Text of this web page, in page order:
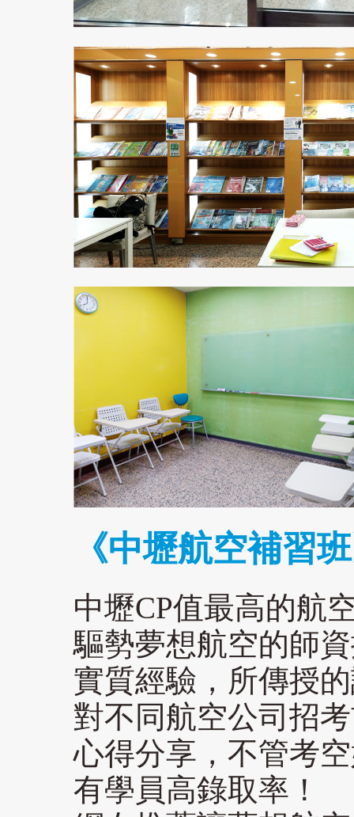
《中壢航空補習
中壢CP值最高的航
驅勢夢想航空的師
實質經驗，所傳授
對不同航空公司招
心得分享，不管考
有學員高錄取率！